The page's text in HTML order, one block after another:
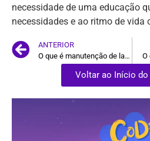
necessidade de uma educação
necessidades e ao ritmo de vida
ANTERIOR
O que é manutenção de layout
O
Voltar ao Início